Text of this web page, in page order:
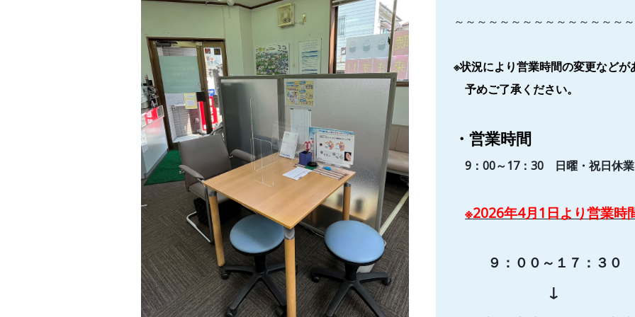
～～～～～～～～～～～～～～～
※状況により営業時間の変更など
予めご了承ください。
・営業時間
9：00～17：30 日曜・祝日
※2026年4月1日より営業時
９：００～１７：３０
↓